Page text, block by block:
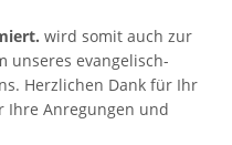
wird somit auch zur
unseres evangelisch-
Herzlichen Dank für Ihr
Ihre Anregungen und